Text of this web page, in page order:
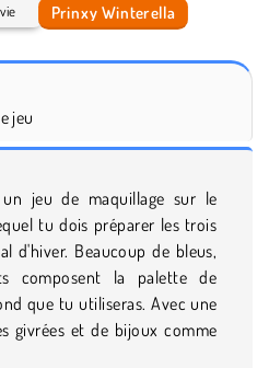
Prinxy Winterella
jeu
jeu de maquillage sur le
tu dois préparer les trois
d'hiver. Beaucoup de bleus,
composent la palette de
que tu utiliseras. Avec une
givrées et de bijoux comme